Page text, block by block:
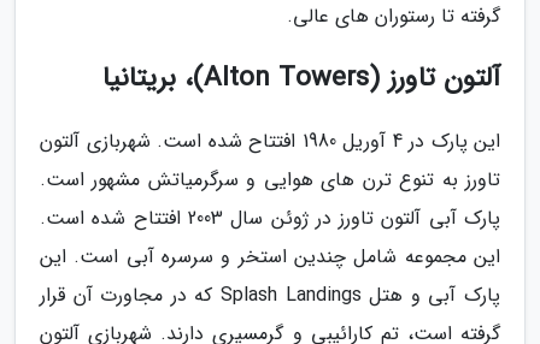
گرفته تا رستوران های عالی.
آلتون تاورز (Alton Towers)، بریتانیا
این پارک در 4 آوریل 1980 افتتاح شده است. شهربازی آلتون
تاورز به تنوع ترن های هوایی و سرگرمیاتش مشهور است.
پارک آبی آلتون تاورز در ژوئن سال 2003 افتتاح شده است.
این مجموعه شامل چندین استخر و سرسره آبی است. این
پارک آبی و هتل Splash Landings که در مجاورت آن قرار
گرفته است، تم کارائیبی و گرمسیری دارند. شهربازی آلتون